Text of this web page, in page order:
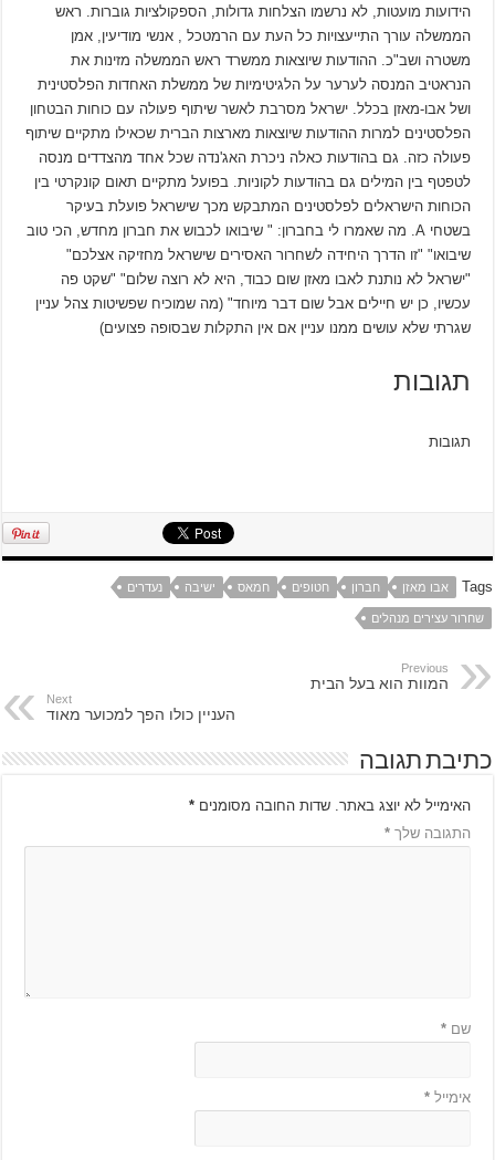
הידועות מועטות, לא נרשמו הצלחות גדולות, הספקולציות גוברות. ראש
הממשלה עורך התייעצויות כל העת עם הרמטכל , אנשי מודיעין, אמן
משטרה ושב"כ. ההודעות שיוצאות ממשרד ראש הממשלה מזינות את
הנראטיב המנסה לערער על הלגיטימיות של ממשלת האחדות הפלסטינית
ושל אבו-מאזן בכלל. ישראל מסרבת לאשר שיתוף פעולה עם כוחות הבטחון
הפלסטינים למרות ההודעות שיוצאות מארצות הברית שכאילו מתקיים שיתוף
פעולה כזה. גם בהודעות כאלה ניכרת האג'נדה שכל אחד מהצדדים מנסה
לטפטף בין המילים גם בהודעות לקוניות. בפועל מתקיים תאום קונקרטי בין
הכוחות הישראלים לפלסטינים המתבקש מכך שישראל פועלת בעיקר
בשטחי A. מה שאמרו לי בחברון: " שיבואו לכבוש את חברון מחדש, הכי טוב
שיבואו" "זו הדרך היחידה לשחרור האסירים שישראל מחזיקה אצלכם"
"ישראל לא נותנת לאבו מאזן שום כבוד, היא לא רוצה שלום" "שקט פה
עכשיו, כן יש חיילים אבל שום דבר מיוחד" (מה שמוכיח שפשיטות צהל עניין
שגרתי שלא עושים ממנו עניין אם אין התקלות שבסופה פצועים)
תגובות
תגובות
Tags אבו מאזן חברון חטופים חמאס ישיבה נעדרים
שחרור עצירים מנהלים
Previous
המוות הוא בעל הבית
Next
העניין כולו הפך למכוער מאוד
כתיבת תגובה
האימייל לא יוצג באתר. שדות החובה מסומנים*
התגובה שלך*
שם*
אימייל*